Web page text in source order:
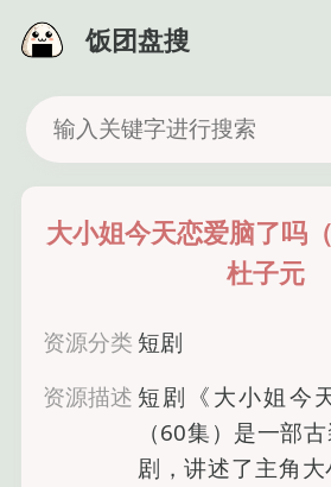
饭团盘搜
大小姐今天恋爱脑了吗
杜子元
资源分类 短剧
资源描述 短剧《大小姐今
（60集）是一部
剧，讲述了主角